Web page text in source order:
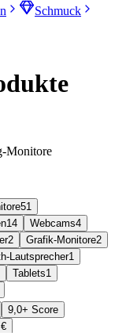
Schmuck
Monitore
51
14 Webcams4
2 Grafik-Monitore2
Lautsprecher1
Tablets1
9,0+ Score